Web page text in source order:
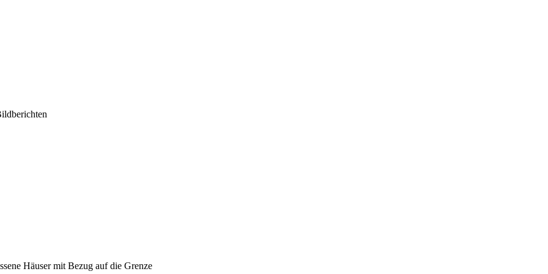
Häuser mit Bezug auf die Grenze